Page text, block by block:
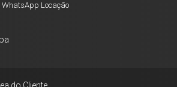
WhatsApp Locação